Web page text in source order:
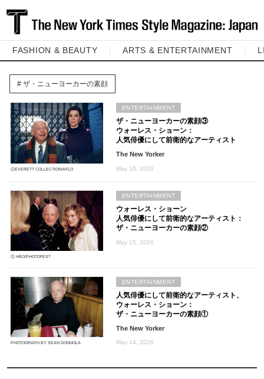
FASHION & BEAUTY ARTS & ENTERTAINMENT
ザ・ニューヨーカーの素顔
ⒸEVERETT COLLECTION/AFLO
ザ・ニューヨーカーの素顔③
ウォーレス・ショーン：
人気俳優にして前衛的なアーティスト
The New Yorker
May 16, 2026
ENTERTAINMENT
Ⓒ HBO/PHOTOFEST
ウォーレス・ショーン
人気俳優にして前衛的なアーティスト：
ザ・ニューヨーカーの素顔②
May 15, 2026
ENTERTAINMENT
PHOTOGRAPH BY SEAN DONNOLA
人気俳優にして前衛的なアーティスト、
ウォーレス・ショーン：
ザ・ニューヨーカーの素顔①
The New Yorker
May 14, 2026
ENTERTAINMENT